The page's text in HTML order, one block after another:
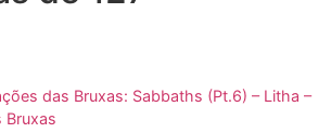
das Bruxas: Sabbaths (Pt.6) – Litha –
Bruxas